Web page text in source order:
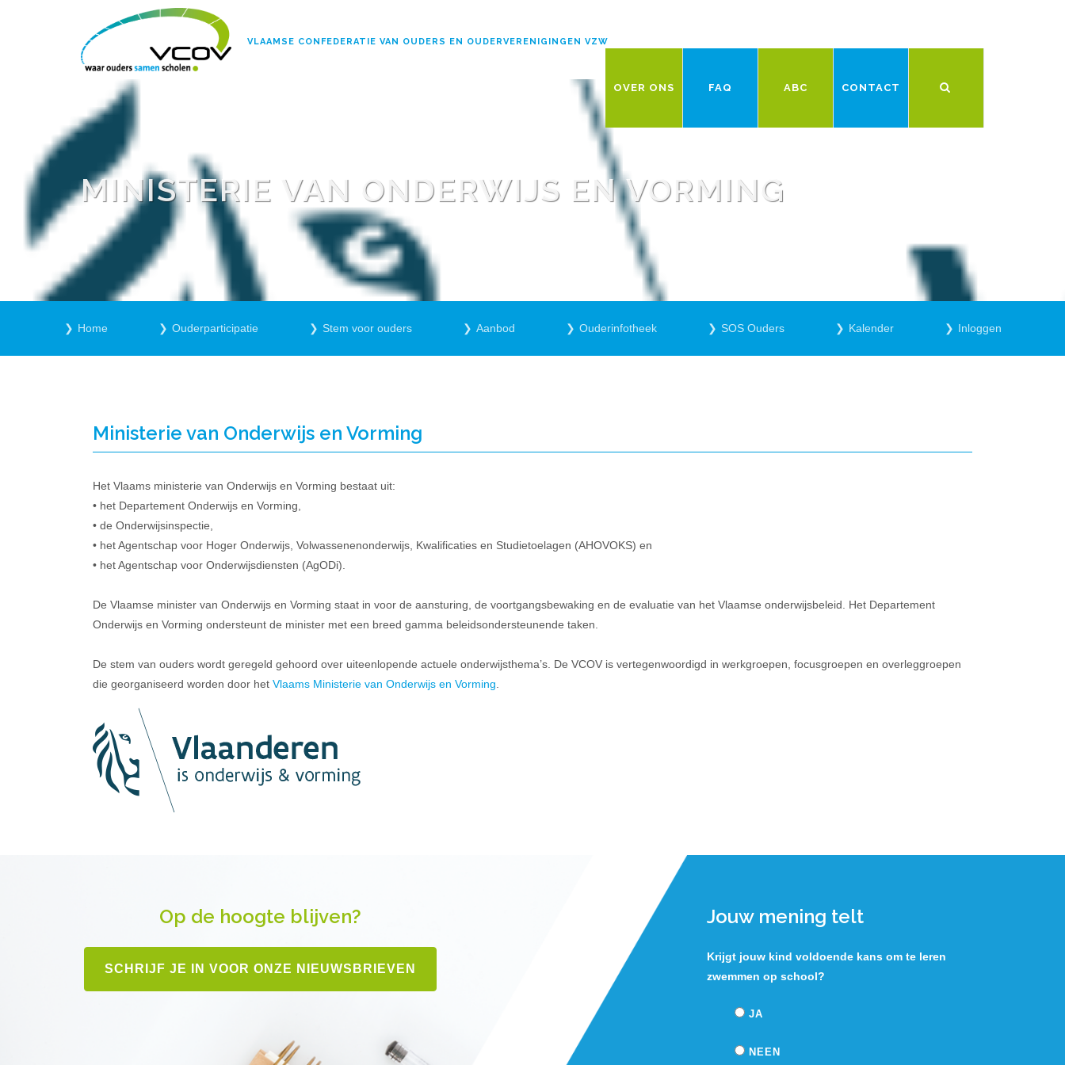
VLAAMSE CONFEDERATIE VAN OUDERS EN OUDERVERENIGINGEN VZW
OVER ONS FAQ ABC CONTACT
MINISTERIE VAN ONDERWIJS EN VORMING
Home Ouderparticipatie Stem voor ouders Aanbod Ouderinfotheek SOS Ouders Kalender Inloggen
Ministerie van Onderwijs en Vorming
Het Vlaams ministerie van Onderwijs en Vorming bestaat uit:
• het Departement Onderwijs en Vorming,
• de Onderwijsinspectie,
• het Agentschap voor Hoger Onderwijs, Volwassenenonderwijs, Kwalificaties en Studietoelagen (AHOVOKS) en
• het Agentschap voor Onderwijsdiensten (AgODi).
De Vlaamse minister van Onderwijs en Vorming staat in voor de aansturing, de voortgangsbewaking en de evaluatie van het Vlaamse onderwijsbeleid. Het Departement
Onderwijs en Vorming ondersteunt de minister met een breed gamma beleidsondersteunende taken.
De stem van ouders wordt geregeld gehoord over uiteenlopende actuele onderwijsthema’s. De VCOV is vertegenwoordigd in werkgroepen, focusgroepen en overleggroepen
die georganiseerd worden door het Vlaams Ministerie van Onderwijs en Vorming
Op de hoogte blijven?
SCHRIJF JE IN VOOR ONZE NIEUWSBRIEVEN
Jouw mening telt
Krijgt jouw kind voldoende kans om te leren
zwemmen op school?
JA
NEEN